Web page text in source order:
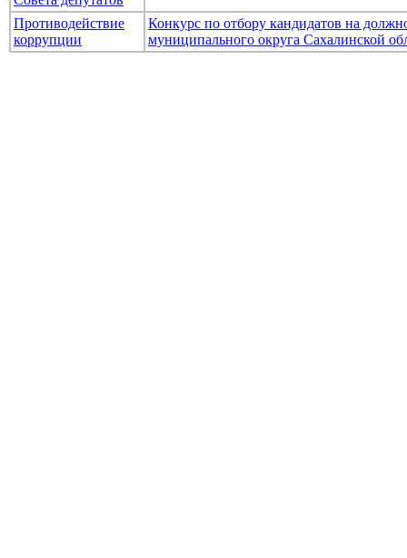
Противодействие
коррупции
Конкурс по отбору кандидатов на
муниципального округа Сахалинской